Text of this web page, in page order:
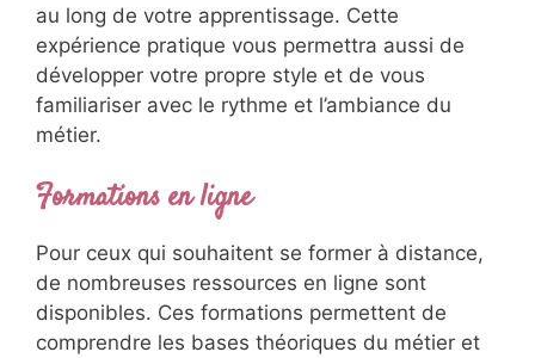
au long de votre apprentissage. Cette
expérience pratique vous permettra aussi de
développer votre propre style et de vous
familiariser avec le rythme et l’ambiance du
métier.
Formations en ligne
Pour ceux qui souhaitent se former à distance,
de nombreuses ressources en ligne sont
disponibles. Ces formations permettent de
comprendre les bases théoriques du métier et